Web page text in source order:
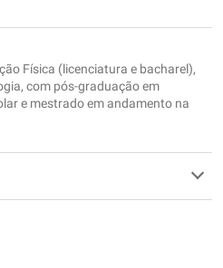
incorreta
informação que procuro
Física (licenciatura e bacharel),
com pós-graduação em
e mestrado em andamento na